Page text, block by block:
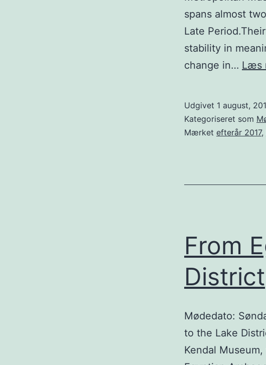
spans almost
Late
stability in
change in… Læs
Udgivet 1 august,
Kategoriseret som
Mærket efterår 2017,
From
District
Mødedato:
to the Lake
Kendal